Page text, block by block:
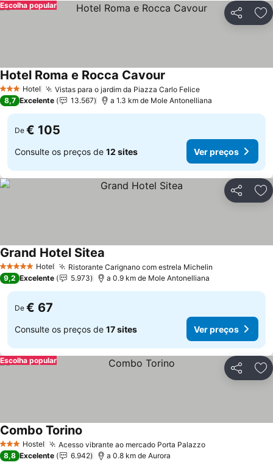
Partilhar
Escolha popular
3 EstrelasHotel Vistas para o jardim da Piazza Carlo Felice
Hotel Roma e Rocca Cavour
8,7 Excelente 13.567 a 1.3 km de Mole Antonelliana
De € 105
Consulte os preços de 12 sites Ver preços
Partilhar
5 Estrelas Hotel Ristorante Carignano com estrela Michelin
Grand Hotel Sitea
9,2 Excelente 5.973 a 0.9 km de Mole Antonelliana
De € 67
Consulte os preços de 17 sites Ver preços
Partilhar
Escolha popular
3 EstrelasHostel Acesso vibrante ao mercado Porta Palazzo
Combo Torino
8,8 Excelente 6.942 a 0.8 km de Aurora